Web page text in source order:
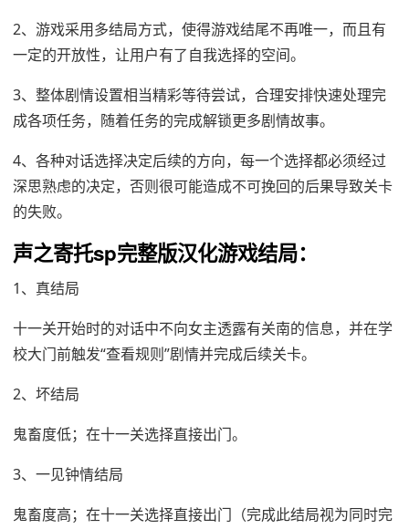
2、游戏采用多结局方式，使得游戏结尾不再唯一，而且有
一定的开放性，让用户有了自我选择的空间。
3、整体剧情设置相当精彩等待尝试，合理安排快速处理完
成各项任务，随着任务的完成解锁更多剧情故事。
4、各种对话选择决定后续的方向，每一个选择都必须经过
深思熟虑的决定，否则很可能造成不可挽回的后果导致关卡
的失败。
声之寄托sp完整版汉化游戏结局：
1、真结局
十一关开始时的对话中不向女主透露有关南的信息，并在学
校大门前触发“查看规则”剧情并完成后续关卡。
2、坏结局
鬼畜度低；在十一关选择直接出门。
3、一见钟情结局
鬼畜度高；在十一关选择直接出门（完成此结局视为同时完